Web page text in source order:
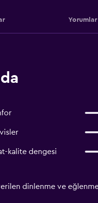
Yorumlar
kalite dengesi
verilen dinlenme ve